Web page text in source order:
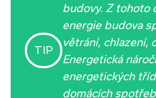
TIP
budovy. Z tohoto
energie budova
větrání, chlazení,
Energetická
energetických
domácích